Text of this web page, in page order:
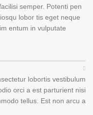
semper. Potenti pen
lobor tis eget neque
entum in vulputate
lobortis vestibulum
orci a est parturient nisi
tellus. Est non arcu a.